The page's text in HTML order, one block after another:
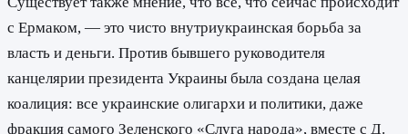
с Ермаком, — это чисто внутриукраинская борьба за
власть и деньги. Против бывшего руководителя
канцелярии президента Украины была создана целая
коалиция: все украинские олигархи и политики, даже
фракция самого Зеленского «Слуга народа», вместе с Д.